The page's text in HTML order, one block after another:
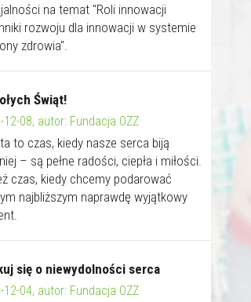
na temat "Roli innowacji
rozwoju dla innowacji w systemie
zdrowia".
Świąt!
12-08, autor: Fundacja OZZ
to czas, kiedy nasze serca biją
– są pełne radości, ciepła i miłości.
czas, kiedy chcemy podarować
najbliższym naprawdę wyjątkowy
się o niewydolności serca
12-04, autor: Fundacja OZZ